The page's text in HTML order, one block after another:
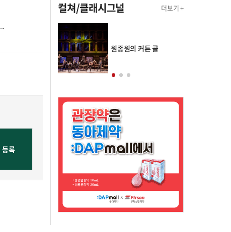
컬쳐/클래시그널 더보기 +
원종원의 커튼 콜